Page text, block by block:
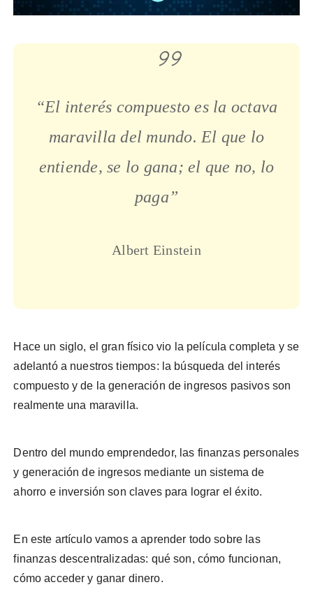
“El interés compuesto es la octava
maravilla del mundo. El que lo
entiende, se lo gana; el que no, lo
paga”
Albert Einstein
Hace un siglo, el gran físico vio la película completa y se
adelantó a nuestros tiempos: la búsqueda del interés
compuesto y de la generación de ingresos pasivos son
realmente una maravilla.
Dentro del mundo emprendedor, las finanzas personales
y generación de ingresos mediante un sistema de
ahorro e inversión son claves para lograr el éxito.
En este artículo vamos a aprender todo sobre las
finanzas descentralizadas: qué son, cómo funcionan,
cómo acceder y ganar dinero.